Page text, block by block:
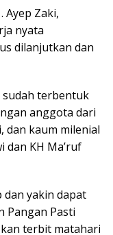
Ayep Zaki,
nyata
dilanjutkan dan
sudah terbentuk
anggota dari
dan kaum milenial
dan KH Ma’ruf
dan yakin dapat
Pangan Pasti
terbit matahari